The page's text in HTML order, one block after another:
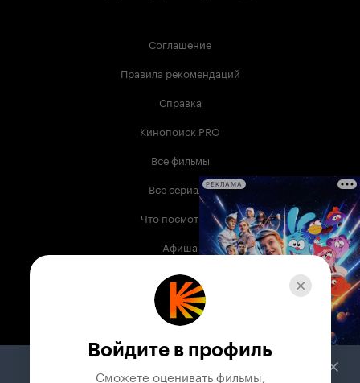
Соглашение
Правила рекомендаций
Справка
Кинопоиск PRO
Все фильмы
Все сериалы
Что посмотреть
Афиша
Музыка
Телепрограмма
Служба поддержки
РЕКЛАМА
Войдите в профиль
Сможете оценивать фильмы,